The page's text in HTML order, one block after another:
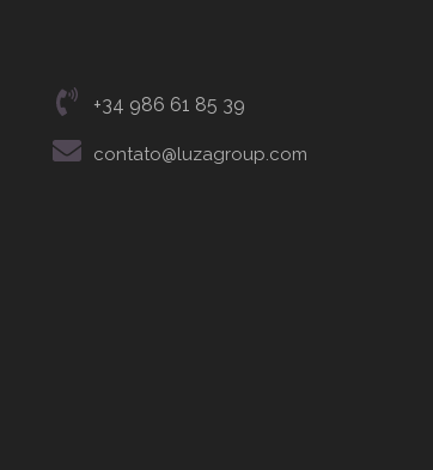
+34 986 61 85 39
contato@luzagroup.com